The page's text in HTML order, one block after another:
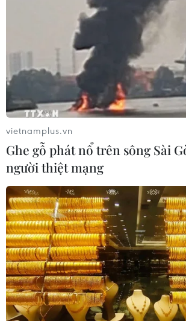
#Thành phố Lund #Xe
#Thương vong
#Nước nóng
Theo dõi VietnamPlus
TIN LIÊN QUAN
vietnamplus.vn
Ghe gỗ phát nổ trên sông Sài
người thiệt mạng